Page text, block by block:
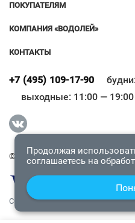
ПОКУПАТЕЛЯМ
КОМПАНИЯ «ВОДОЛЕЙ»
КОНТАКТЫ
+7 (495) 109-17-90
выходные: 11:00 — 19:00
© 2009-2026 «Водолей
СОГЛАШЕНИЕ О
Всё верно
Продолжая
соглашаетесь на